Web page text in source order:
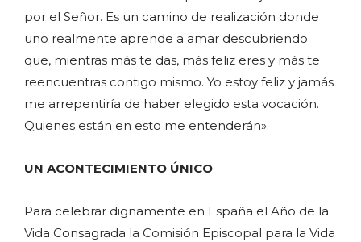
por el Señor. Es un camino de realización donde
uno realmente aprende a amar descubriendo
que, mientras más te das, más feliz eres y más te
reencuentras contigo mismo. Yo estoy feliz y jamás
me arrepentiría de haber elegido esta vocación.
Quienes están en esto me entenderán».
UN ACONTECIMIENTO ÚNICO
Para celebrar dignamente en España el Año de la
Vida Consagrada la Comisión Episcopal para la Vida